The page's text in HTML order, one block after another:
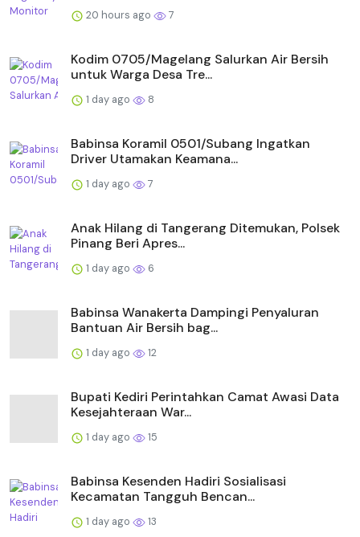
20 hours ago 7
Kodim 0705/Magelang Salurkan Air Bersih
untuk Warga Desa Tre...
1 day ago 8
Babinsa Koramil 0501/Subang Ingatkan
Driver Utamakan Keamana...
1 day ago 7
Anak Hilang di Tangerang Ditemukan, Polsek
Pinang Beri Apres...
1 day ago 6
Babinsa Wanakerta Dampingi Penyaluran
Bantuan Air Bersih bag...
1 day ago 12
Bupati Kediri Perintahkan Camat Awasi Data
Kesejahteraan War...
1 day ago 15
Babinsa Kesenden Hadiri Sosialisasi
Kecamatan Tangguh Bencan...
1 day ago 13